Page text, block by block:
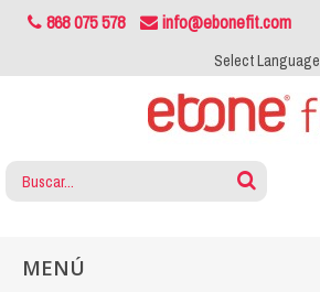
868 075 578 info@ebonefit.com
Select Language
MENÚ